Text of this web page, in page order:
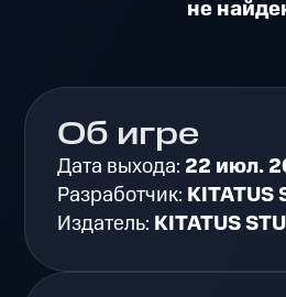
не
Об игре
Дата выхода: 22 июл.
Разработчик: KITATUS
Издатель: KITATUS